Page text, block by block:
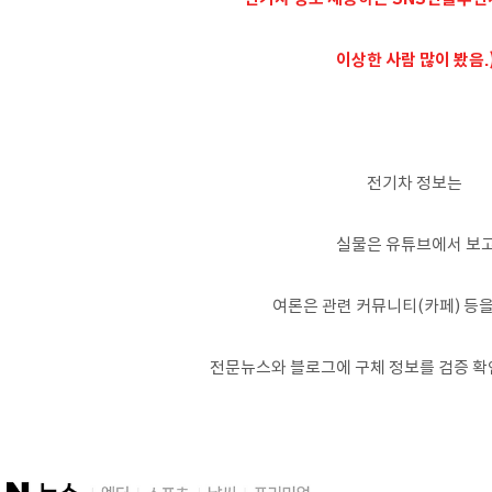
이상한 사람 많이 봤음
전기차 정보는
실물은 유튜브에서 보
여론은 관련 커뮤니티(카페) 등
전문뉴스와 블로그에 구체 정보를 검증